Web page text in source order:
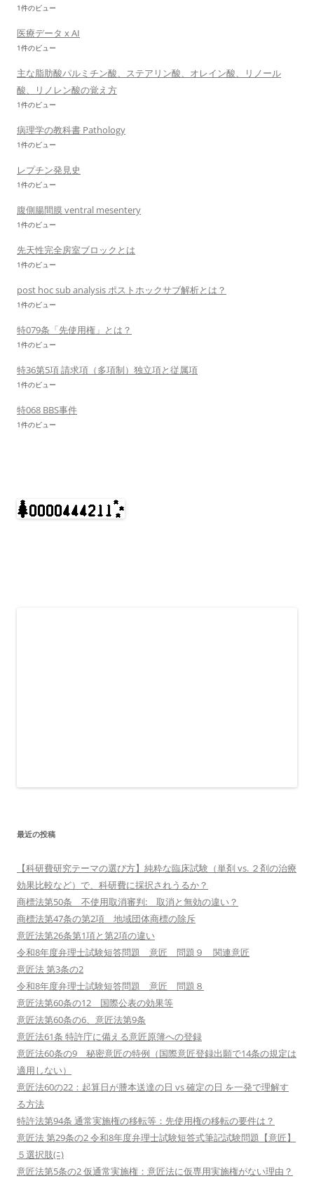
1件のビュー
医療データ x AI
1件のビュー
主な脂肪酸パルミチン酸、ステアリン酸、オレイン酸、リノール
酸、リノレン酸の覚え方
1件のビュー
病理学の教科書 Pathology
1件のビュー
レプチン発見史
1件のビュー
腹側腸間膜 ventral mesentery
1件のビュー
先天性完全房室ブロックとは
1件のビュー
post hoc sub analysis ポストホックサブ解析とは？
1件のビュー
特079条「先使用権」とは？
1件のビュー
特36第5項 請求項（多項制）独立項と従属項
1件のビュー
特068 BBS事件
1件のビュー
最近の投稿
【科研費研究テーマの選び方】純粋な臨床試験（単剤 vs. ２剤の治療
効果比較など）で、科研費に採択されうるか？
商標法第50条 不使用取消審判: 取消と無効の違い？
商標法第47条の第2項 地域団体商標の除斥
意匠法第26条第1項と第2項の違い
令和8年度弁理士試験短答問題 意匠 問題９ 関連意匠
意匠法 第3条の2
令和8年度弁理士試験短答問題 意匠 問題８
意匠法第60条の12 国際公表の効果等
意匠法第60条の6、意匠法第9条
意匠法61条 特許庁に備える意匠原簿への登録
意匠法60条の9 秘密意匠の特例（国際意匠登録出願で14条の規定は
適用しない）
意匠法60の22：起算日が謄本送達の日 vs 確定の日 を一発で理解す
る方法
特許法第94条 通常実施権の移転等：先使用権の移転の要件は？
意匠法 第29条の2 令和8年度弁理士試験短答式筆記試験問題【意匠】
５選択肢(ﾆ)
意匠法第5条の2 仮通常実施権：意匠法に仮専用実施権がない理由？